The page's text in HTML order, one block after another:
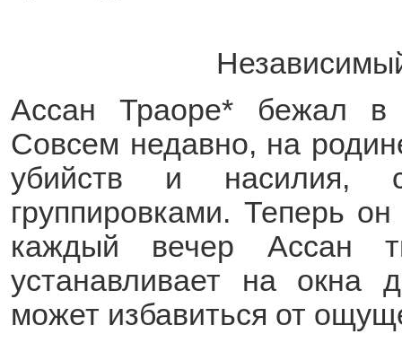
Ассан Траоре* бежал
Совсем недавно, на
убийств и насилия,
группировками. Теперь
каждый вечер Ассан
устанавливает на окна
может избавиться от